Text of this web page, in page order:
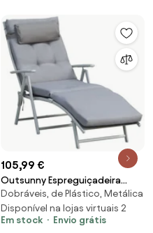
105,99 €
Outsunny Espreguiçadeira
Dobrável de Jardim com
Encosto Ajustável em 7
Posições Almofada e Apoio
Dobráveis, de Plástico, Metálica
Disponível na lojas virtuais 2
Em stock
Envio grátis